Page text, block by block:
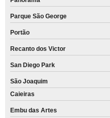
Parque São George
Portão
Recanto dos Victor
San Diego Park
São Joaquim
Caieiras
Embu das Artes